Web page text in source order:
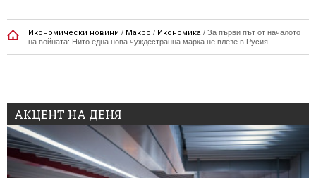
Икономически новини / Макро / Икономика / За първи път от началото
на войната: Нито една нова чуждестранна марка не влезе в Русия
АКЦЕНТ НА ДЕНЯ